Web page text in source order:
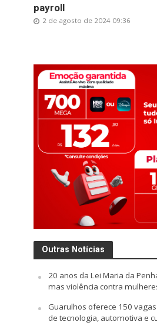
payroll
2 de agosto de 2024 09:36
Outras Notícias
20 anos da Lei Maria da
mas violência contra
Guarulhos oferece 150
de tecnologia, automotiva e